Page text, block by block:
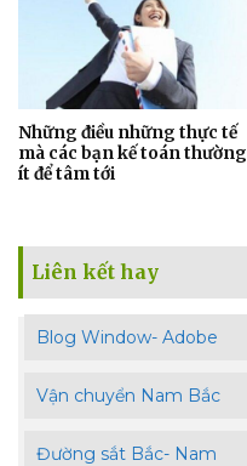
Những điều những thực tế
mà các bạn kế toán thường
ít để tâm tới
Liên kết hay
Blog Window- Adobe
Vận chuyển Nam Bắc
Đường sắt Bắc- Nam